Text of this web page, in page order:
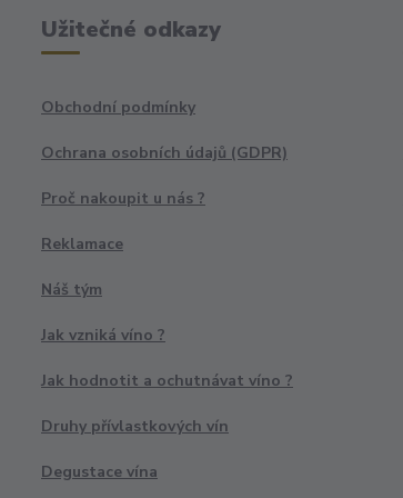
Užitečné odkazy
Obchodní podmínky
Ochrana osobních údajů (GDPR)
Proč nakoupit u nás ?
Reklamace
Náš tým
Jak vzniká víno ?
Jak hodnotit a ochutnávat víno ?
Druhy přívlastkových vín
Degustace vína